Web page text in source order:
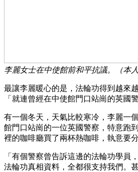
李麗女士在中使館前和平抗議。（本人
最讓李麗暖心的是，法輪功得到越來
「就連曾經在中使館門口站崗的英國
有一個冬天，天氣比較寒冷，李麗一
館門口站崗的一位英國警察，特意跑
裡的咖啡廳買了兩杯熱咖啡，執意要分
「有個警察曾告訴這邊的法輪功學員
法輪功真相資料，全都很支持我們。